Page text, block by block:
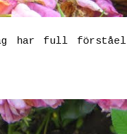
har full